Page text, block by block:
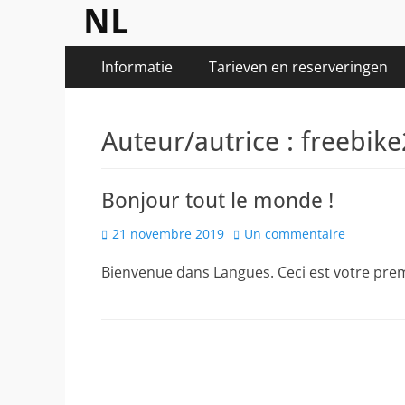
NL
Menu
principal
Informatie Tarieven en reserveringen
Auteur/autrice :
Bonjour tout le monde !
Posted
21 novembre 2019 Un commentaire
Bienvenue dans Langues. Ceci est votre